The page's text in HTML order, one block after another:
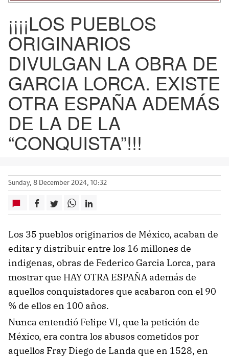
¡¡¡¡LOS PUEBLOS
ORIGINARIOS
DIVULGAN LA OBRA DE
GARCIA LORCA. EXISTE
OTRA ESPAÑA ADEMÁS
DE LA DE LA
“CONQUISTA”!!!
Sunday, 8 December 2024, 10:32
Los 35 pueblos originarios de México, acaban de
editar y distribuir entre los 16 millones de
indigenas, obras de Federico Garcia Lorca, para
mostrar que HAY OTRA ESPAÑA además de
aquellos conquistadores que acabaron con el 90
% de ellos en 100 años.
Nunca entendió Felipe VI, que la petición de
México, era contra los abusos cometidos por
aquellos Fray Diego de Landa que en 1528, en